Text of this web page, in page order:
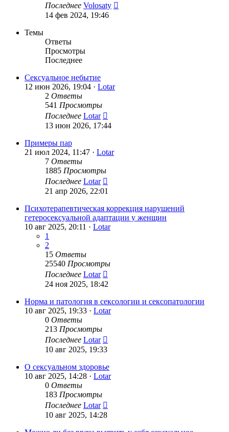
Последнее Volosaty
14 фев 2024, 19:46
Темы
Ответы
Просмотры
Последнее
Сексуальное небытие
12 июн 2026, 19:04 · Lotar
2 Ответы
541 Просмотры
Последнее Lotar
13 июн 2026, 17:44
Примеры пар
21 июл 2024, 11:47 · Lotar
7 Ответы
1885 Просмотры
Последнее Lotar
21 апр 2026, 22:01
Психотерапевтическая коррекция нарушений
гетеросексуальной адаптации у женщин
10 авг 2025, 20:11 · Lotar
1
2
15 Ответы
25540 Просмотры
Последнее Lotar
24 ноя 2025, 18:42
Норма и патология в сексологии и сексопатологии
10 авг 2025, 19:33 · Lotar
0 Ответы
213 Просмотры
Последнее Lotar
10 авг 2025, 19:33
О сексуальном здоровье
10 авг 2025, 14:28 · Lotar
0 Ответы
183 Просмотры
Последнее Lotar
10 авг 2025, 14:28